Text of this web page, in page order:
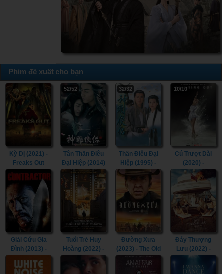
Phim đề xuất cho bạn
Kỳ Dị (2021) -
Freaks Out
(2021)
52/52
Tân Thần Điêu
Đại Hiệp (2014)
- The Romance
of the Condor
Heroes (2014)
32/32
Thần Điêu Đại
Hiệp (1995) -
Return of The
Condor Heroes
(1995)
10/10
Cú Trượt Dài
(2020) -
Spinning Out
(2020)
Giải Cứu Gia
Đình (2013) -
(2013)
Tuổi Trẻ Huy
Hoàng (2022) -
The Fabelmans
(2022)
Đường Xưa
(2023) - The Old
Way (2023)
Đáy Thượng
Lưu (2022) -
Triangle of
Sadness (2022)